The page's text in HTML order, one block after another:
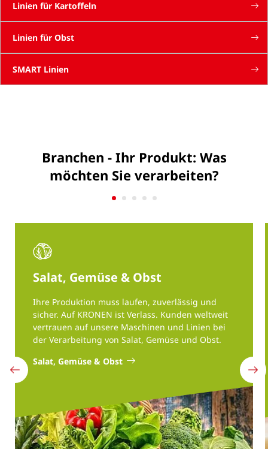
Linien für Obst
SMART Linien
möchten Sie verarbeiten?
Salat, Gemüse & Obst
sicher. Auf KRONEN ist Verlass. Kunden weltweit
vertrauen auf unsere Maschinen und Linien bei
der Verarbeitung von Salat, Gemüse und Obst.
Salat, Gemüse & Obst